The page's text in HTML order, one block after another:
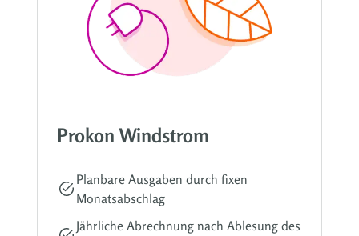
Prokon Windstrom
Planbare Ausgaben durch fixen
Monatsabschlag
Jährliche Abrechnung nach Ablesung des